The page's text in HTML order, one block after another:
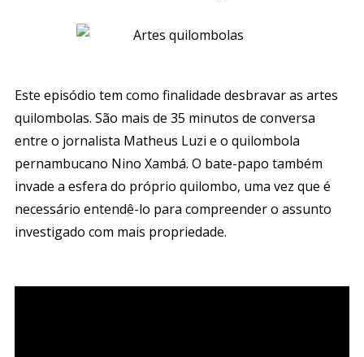
Este episódio tem como finalidade desbravar as artes
quilombolas. São mais de 35 minutos de conversa
entre o jornalista Matheus Luzi e o quilombola
pernambucano Nino Xambá. O bate-papo também
invade a esfera do próprio quilombo, uma vez que é
necessário entendê-lo para compreender o assunto
investigado com mais propriedade.